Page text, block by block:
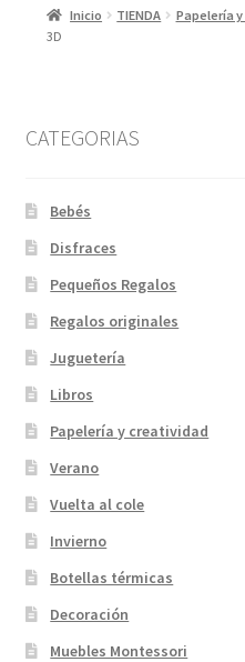
Inicio TIENDA Papelería
3D
CATEGORIAS
Bebés
Disfraces
Pequeños Regalos
Regalos originales
Juguetería
Libros
Papelería y creatividad
Verano
Vuelta al cole
Invierno
Botellas térmicas
Decoración
Muebles Montessori